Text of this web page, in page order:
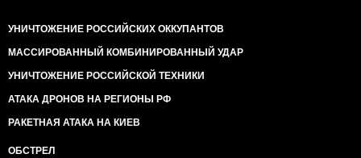
УНИЧТОЖЕНИЕ РОССИЙСКИХ ОККУПАНТОВ
МАССИРОВАННЫЙ КОМБИНИРОВАННЫЙ УДАР
УНИЧТОЖЕНИЕ РОССИЙСКОЙ ТЕХНИКИ
АТАКА ДРОНОВ НА РЕГИОНЫ РФ
РАКЕТНАЯ АТАКА НА КИЕВ
ОБСТРЕЛ